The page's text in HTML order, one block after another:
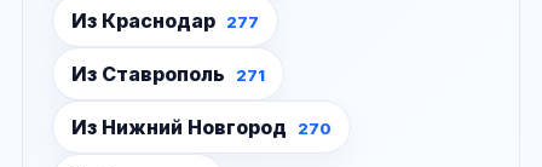
Из Краснодар 277
Из Ставрополь 271
Из Нижний Новгород 270